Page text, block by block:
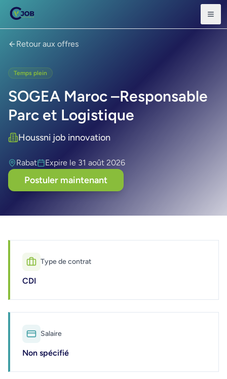
Retour aux offres
Temps plein
SOGEA Maroc –Responsable
Parc et Logistique
Houssni job innovation
Rabat Expire le 31 août 2026
Postuler maintenant
Type de contrat
CDI
Salaire
Non spécifié